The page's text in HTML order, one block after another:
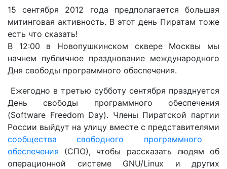
15 сентября 2012 года предполагается большая
митинговая активность. В этот день Пиратам тоже
есть что сказать!
В 12:00 в Новопушкинском сквере Москвы мы
начнем публичное празднование международного
Дня свободы программного обеспечения.
Ежегодно в третью субботу сентября празднуется
День свободы программного обеспечения
(Software Freedom Day). Члены Пиратской партии
России выйдут на улицу вместе с представителями
сообщества свободного программного
обеспечения (СПО), чтобы рассказать людям об
операционной системе GNU/Linux и других